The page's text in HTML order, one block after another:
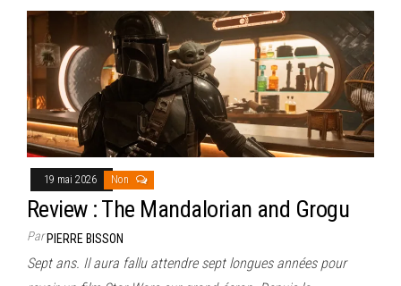
19 mai 2026 Non
Review : The Mandalorian and Grogu
ParPIERRE BISSON
Sept ans. Il aura fallu attendre sept longues années pour